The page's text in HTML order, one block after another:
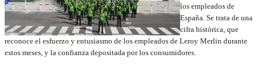
los empleados de
España. Se trata de una
cifra histórica, que
reconoce el esfuerzo y entusiasmo de los empleados de Leroy Merlin durante
estos meses, y la confianza depositada por los consumidores.